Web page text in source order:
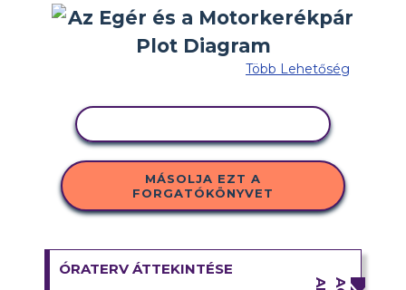
Több Lehetőség
MÁSOLJA EZT A
FORGATÓKÖNYVET
ÓRATERV ÁTTEKINTÉSE